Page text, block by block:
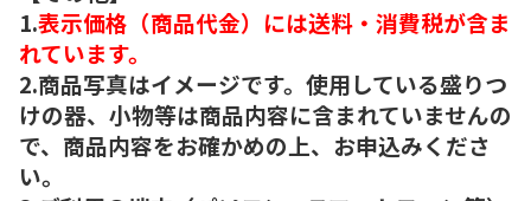
1.表示価格（商品代金）には送料・消費税が含ま
れています。
2.商品写真はイメージです。使用している盛りつ
けの器、小物等は商品内容に含まれていませんの
で、商品内容をお確かめの上、お申込みくださ
い。